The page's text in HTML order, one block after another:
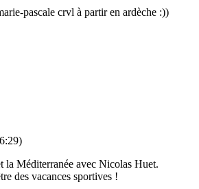
pascale crvl à partir en ardèche :))
la Méditerranée avec Nicolas Huet.
des vacances sportives !